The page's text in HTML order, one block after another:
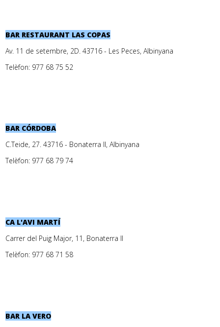
BAR RESTAURANT LAS COPAS
Av. 11 de setembre, 2D. 43716 - Les Peces, Albinyana
Telèfon: 977 68 75 52
BAR CÓRDOBA
C.Teide, 27. 43716 - Bonaterra II, Albinyana
Telèfon: 977 68 79 74
CA L'AVI MARTÍ
Carrer del Puig Major, 11, Bonaterra II
Telèfon: 977 68 71 58
BAR LA VERO